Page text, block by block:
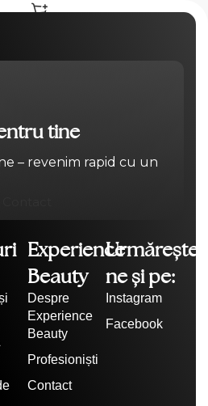
tine
– revenim rapid cu un
Experience
Beauty
Despre
Experience
Beauty
Profesioniști
Contact
Urmărește-
ne și pe:
Instagram
Facebook